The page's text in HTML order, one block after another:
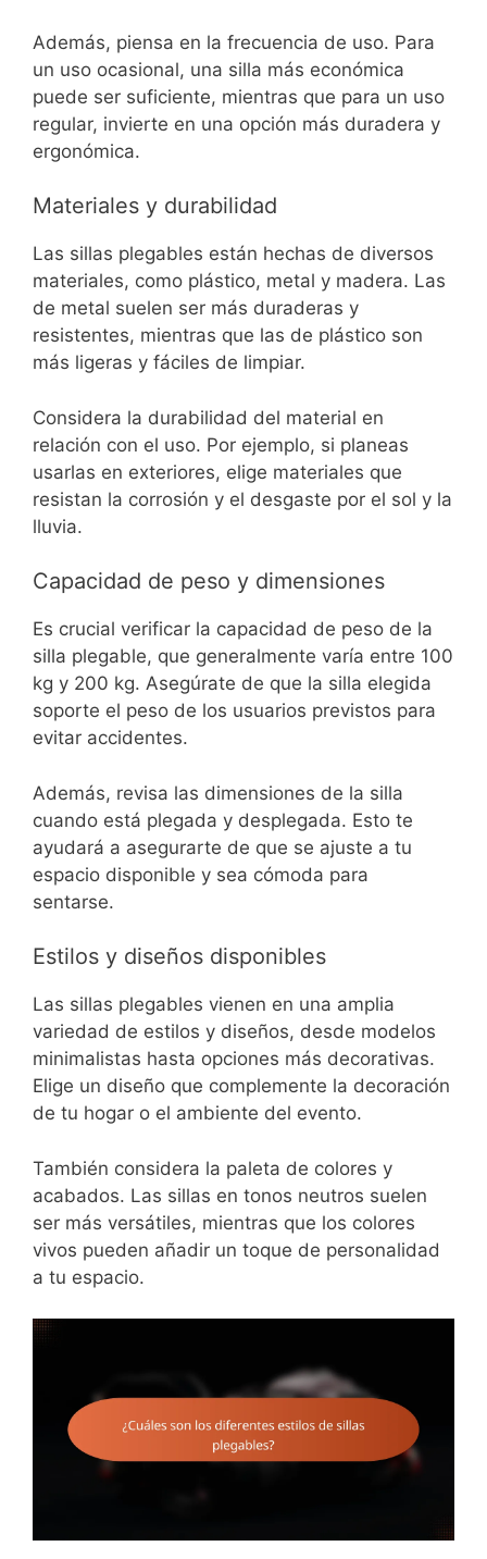
Además, piensa en la frecuencia de uso. Para
un uso ocasional, una silla más económica
puede ser suficiente, mientras que para un uso
regular, invierte en una opción más duradera y
ergonómica.
Materiales y durabilidad
Las sillas plegables están hechas de diversos
materiales, como plástico, metal y madera. Las
de metal suelen ser más duraderas y
resistentes, mientras que las de plástico son
más ligeras y fáciles de limpiar.
Considera la durabilidad del material en
relación con el uso. Por ejemplo, si planeas
usarlas en exteriores, elige materiales que
resistan la corrosión y el desgaste por el sol y la
lluvia.
Capacidad de peso y dimensiones
Es crucial verificar la capacidad de peso de la
silla plegable, que generalmente varía entre 100
kg y 200 kg. Asegúrate de que la silla elegida
soporte el peso de los usuarios previstos para
evitar accidentes.
Además, revisa las dimensiones de la silla
cuando está plegada y desplegada. Esto te
ayudará a asegurarte de que se ajuste a tu
espacio disponible y sea cómoda para
sentarse.
Estilos y diseños disponibles
Las sillas plegables vienen en una amplia
variedad de estilos y diseños, desde modelos
minimalistas hasta opciones más decorativas.
Elige un diseño que complemente la decoración
de tu hogar o el ambiente del evento.
También considera la paleta de colores y
acabados. Las sillas en tonos neutros suelen
ser más versátiles, mientras que los colores
vivos pueden añadir un toque de personalidad
a tu espacio.